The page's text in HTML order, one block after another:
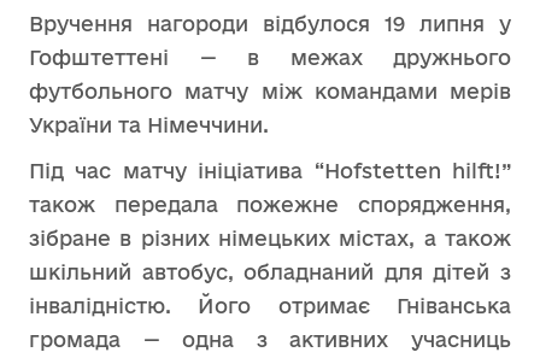
Вручення нагороди відбулося 19 липня у
Гофштеттені — в межах дружнього
футбольного матчу між командами мерів
України та Німеччини.
Під час матчу ініціатива “Hofstetten hilft!”
також передала пожежне спорядження,
зібране в різних німецьких містах, а також
шкільний автобус, обладнаний для дітей з
інвалідністю. Його отримає Гніванська
громада — одна з активних учасниць